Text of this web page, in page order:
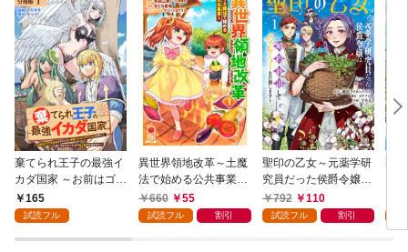
棄てられ王子の最強イ
カダ国家 ～お前はゴミ
だと追放されたので、
無駄スキル【リサイク
されたモノたちで海上
165
試読フル
異世界領地改革～土魔
法で始める公共事業～
1巻660 55
試読フル 割引
聖印の乙女～元薬学研
究員だった侯爵令嬢は
婚約辞退してハイヒー
ラーを目指します～ 1
792 110
試読フル 割引
棄
無
ル